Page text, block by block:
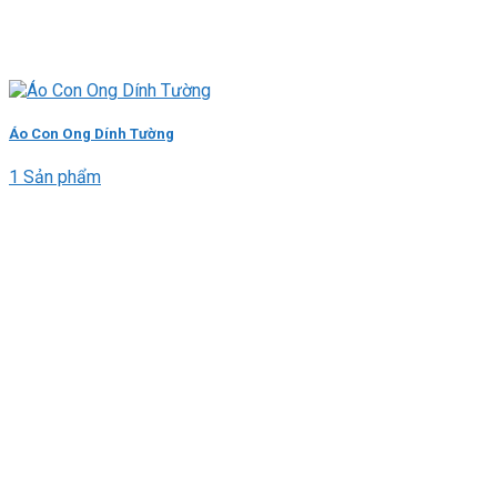
Áo Con Ong Dính Tường
1 Sản phẩm